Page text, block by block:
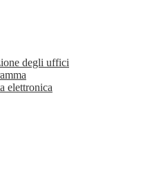
degli uffici
elettronica